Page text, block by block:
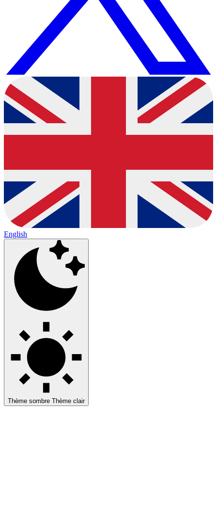
English
Thème sombre Thème clair